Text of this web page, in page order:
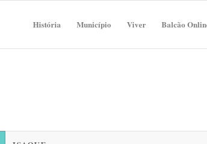
História Município Viver Balcão